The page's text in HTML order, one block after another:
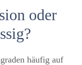
oder
häufig auf